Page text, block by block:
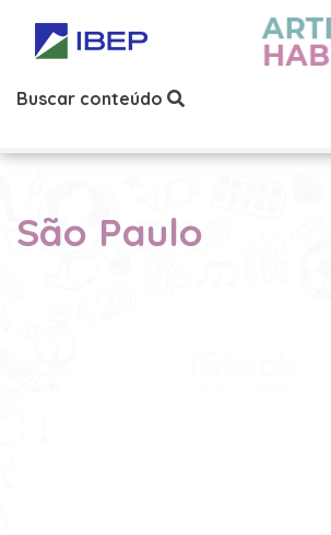
Buscar conteúdo
São Paulo